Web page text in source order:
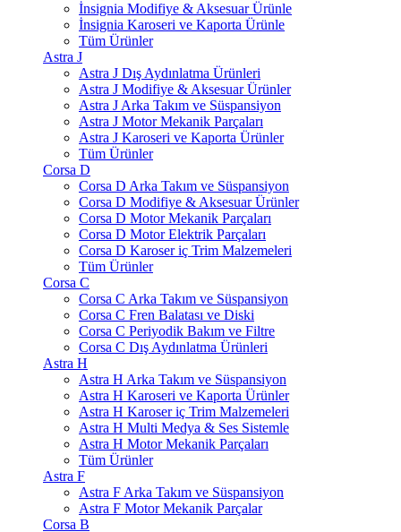
İnsignia Modifiye & Aksesuar Ürünle
İnsignia Karoseri ve Kaporta Ürünle
Tüm Ürünler
Astra J
Astra J Dış Aydınlatma Ürünleri
Astra J Modifiye & Aksesuar Ürünler
Astra J Arka Takım ve Süspansiyon
Astra J Motor Mekanik Parçaları
Astra J Karoseri ve Kaporta Ürünler
Tüm Ürünler
Corsa D
Corsa D Arka Takım ve Süspansiyon
Corsa D Modifiye & Aksesuar Ürünler
Corsa D Motor Mekanik Parçaları
Corsa D Motor Elektrik Parçaları
Corsa D Karoser iç Trim Malzemeleri
Tüm Ürünler
Corsa C
Corsa C Arka Takım ve Süspansiyon
Corsa C Fren Balatası ve Diski
Corsa C Periyodik Bakım ve Filtre
Corsa C Dış Aydınlatma Ürünleri
Astra H
Astra H Arka Takım ve Süspansiyon
Astra H Karoseri ve Kaporta Ürünler
Astra H Karoser iç Trim Malzemeleri
Astra H Multi Medya & Ses Sistemle
Astra H Motor Mekanik Parçaları
Tüm Ürünler
Astra F
Astra F Arka Takım ve Süspansiyon
Astra F Motor Mekanik Parçalar
Corsa B